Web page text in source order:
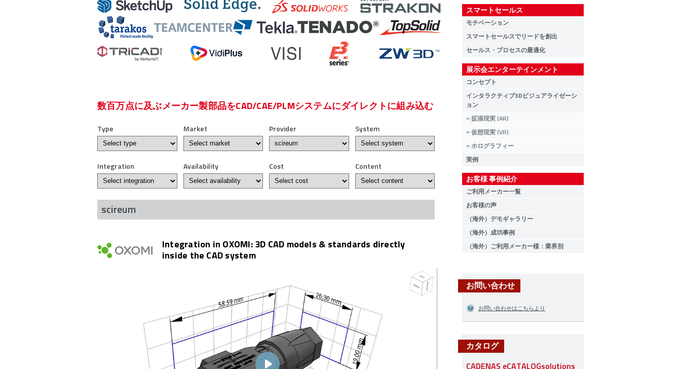
数百万点に及ぶメーカー製部品をCAD/CAE/PLMシステムにダイレクトに組み込む
Type Market Provider System
Integration Availability Cost Content
scireum
Integration in OXOMI: 3D CAD models & standards directly
inside the CAD system
スマートセールス
モチベーション
スマートセールスでリードを創出
セールス・プロセスの最適化
展示会エンターテインメント
コンセプト
インタラクティブ3Dビジュアライゼーシ
ョン
拡張現実 (AR)
仮想現実 (VR)
ホログラフィー
実例
お客様 事例紹介
ご利用メーカー一覧
お客様の声
（海外）デモギャラリー
（海外）成功事例
（海外）ご利用メーカー様：業界別
お問い合わせ
お問い合わせはこちらより
カタログ
CADENAS eCATALOGsolutions